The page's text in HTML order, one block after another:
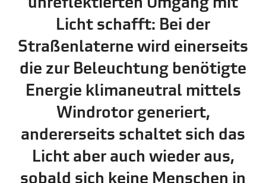
Licht schafft: Bei der
Straßenlaterne wird einerseits
die zur Beleuchtung benötigte
Energie klimaneutral mittels
Windrotor generiert,
andererseits schaltet sich das
Licht aber auch wieder aus,
sobald sich keine Menschen in